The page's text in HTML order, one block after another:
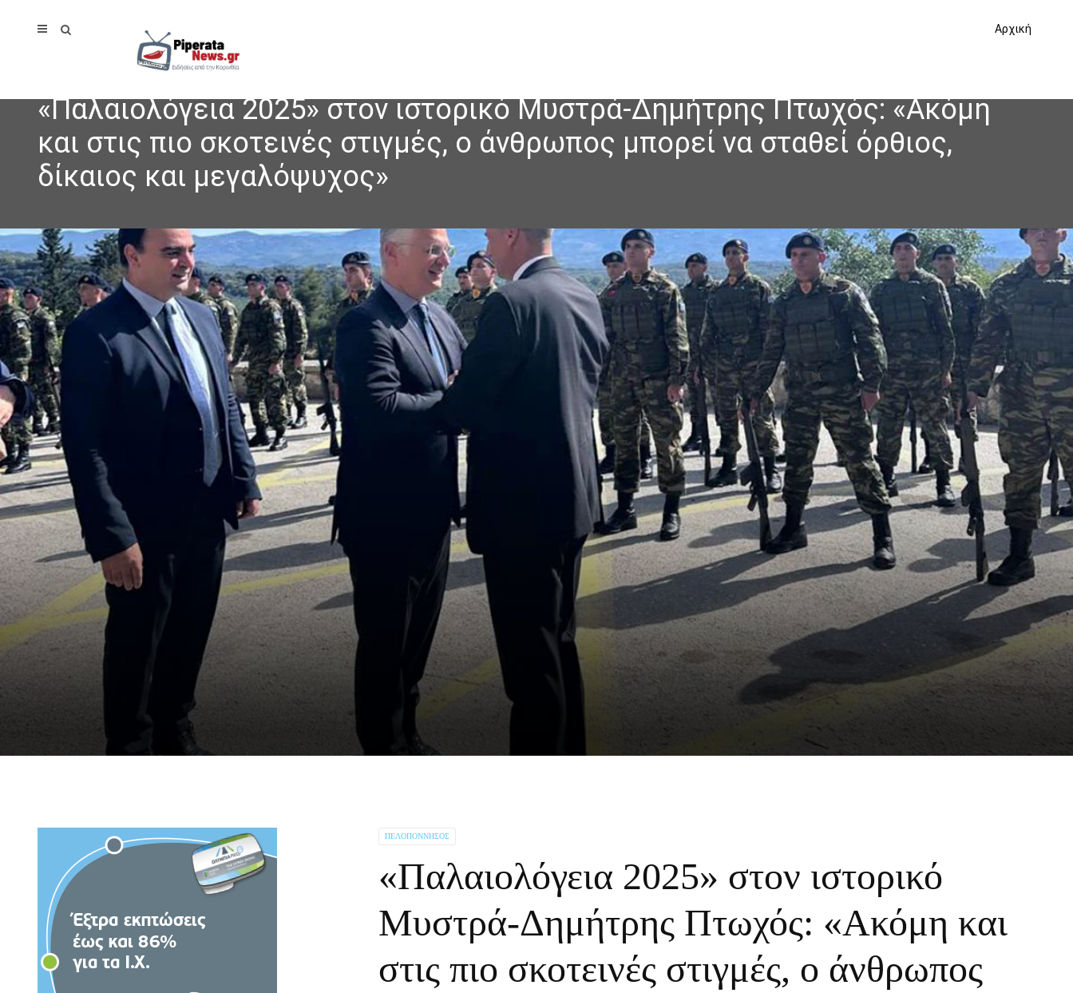
Αρχική
«Παλαιολόγεια 2025» στον ιστορικό Μυστρά-Δημήτρης Πτωχός: «Ακόμη
και στις πιο σκοτεινές στιγμές, ο άνθρωπος μπορεί να σταθεί όρθιος,
δίκαιος και μεγαλόψυχος»
ΠΕΛΟΠΌΝΝΗΣΟΣ
«Παλαιολόγεια 2025» στον ιστορικό
Μυστρά-Δημήτρης Πτωχός: «Ακόμη και
στις πιο σκοτεινές στιγμές, ο άνθρωπος